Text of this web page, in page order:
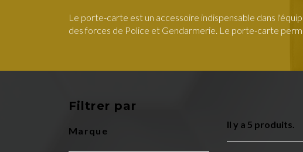
Le porte-carte est un accessoire indispensable dans
des forces de Police et Gendarmerie. Le porte-carte
Filtrer par
Marque
Il y a 5 produits.